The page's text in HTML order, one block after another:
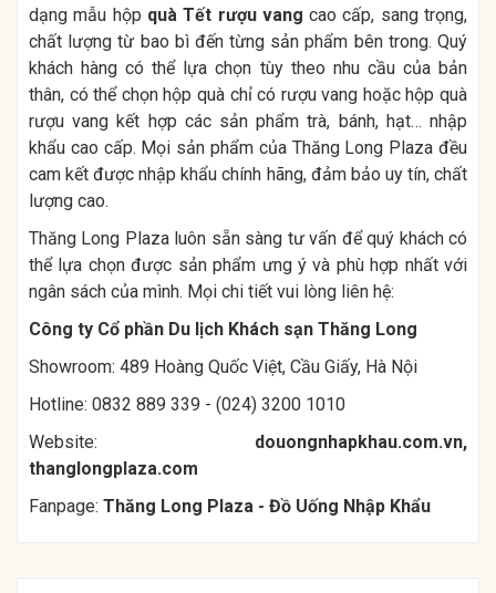
dạng mẫu hộp quà Tết rượu vang cao cấp, sang trọng,
chất lượng từ bao bì đến từng sản phẩm bên trong. Quý
khách hàng có thể lựa chọn tùy theo nhu cầu của bản
thân, có thể chọn hộp quà chỉ có rượu vang hoặc hộp quà
rượu vang kết hợp các sản phẩm trà, bánh, hạt… nhập
khẩu cao cấp. Mọi sản phẩm của Thăng Long Plaza đều
cam kết được nhập khẩu chính hãng, đảm bảo uy tín, chất
lượng cao.
Thăng Long Plaza luôn sẵn sàng tư vấn để quý khách có
thể lựa chọn được sản phẩm ưng ý và phù hợp nhất với
ngân sách của mình. Mọi chi tiết vui lòng liên hệ:
Công ty Cổ phần Du lịch Khách sạn Thăng Long
Showroom: 489 Hoàng Quốc Việt, Cầu Giấy, Hà Nội
Hotline: 0832 889 339 - (024) 3200 1010
Website: douongnhapkhau.com.vn,
thanglongplaza.com
Fanpage: Thăng Long Plaza - Đồ Uống Nhập Khẩu